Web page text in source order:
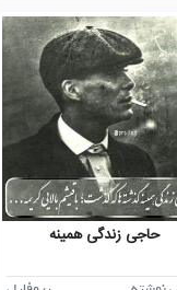
حاجی زندگی همینه